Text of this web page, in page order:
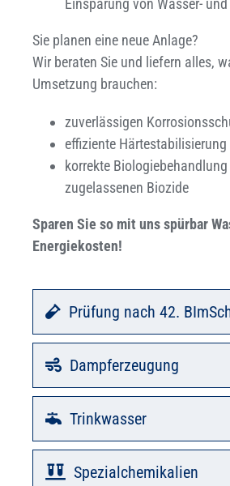
Einsparung von Wasser-
Sie planen eine neue Anlage?
Wir beraten Sie und liefern alles,
Umsetzung brauchen:
zuverlässigen
effiziente Härtestabilisierung
korrekte
zugelassenen Biozide
Sparen Sie so mit uns spürbar
Energiekosten!
Prüfung nach 42.
Dampferzeugung
Trinkwasser
Spezialchemikalien